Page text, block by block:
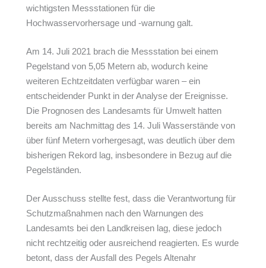
wichtigsten Messstationen für die
Hochwasservorhersage und -warnung galt.
Am 14. Juli 2021 brach die Messstation bei einem
Pegelstand von 5,05 Metern ab, wodurch keine
weiteren Echtzeitdaten verfügbar waren – ein
entscheidender Punkt in der Analyse der Ereignisse.
Die Prognosen des Landesamts für Umwelt hatten
bereits am Nachmittag des 14. Juli Wasserstände von
über fünf Metern vorhergesagt, was deutlich über dem
bisherigen Rekord lag, insbesondere in Bezug auf die
Pegelständen.
Der Ausschuss stellte fest, dass die Verantwortung für
Schutzmaßnahmen nach den Warnungen des
Landesamts bei den Landkreisen lag, diese jedoch
nicht rechtzeitig oder ausreichend reagierten. Es wurde
betont, dass der Ausfall des Pegels Altenahr